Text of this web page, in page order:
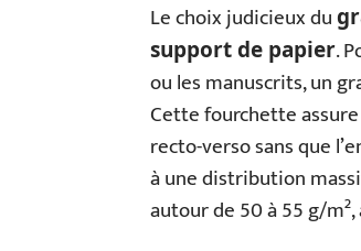
Le choix judicieux du
support de papier.
ou les manuscrits, un
Cette fourchette
recto-verso sans que
à une distribution
autour de 50 à 55 g/